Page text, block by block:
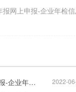
报网上申报-企业年检
深圳工商局企业年报网上申报-企业年检信息公示系统 2022-